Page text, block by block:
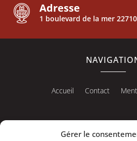
Gérer le
Adresse
1 boulevard de la mer
Accueil Contact